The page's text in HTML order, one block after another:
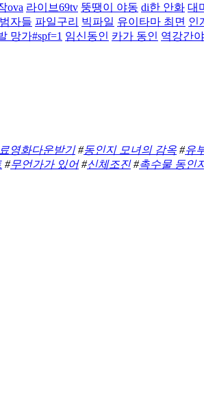
ova 라이브69tv 뚱땡이 야동 di한 안화 대
자들 파일구리 빅파일 유이타마 최면 인
망가#spf=1 임신동인 카가 동인 역강간
영화다운받기#동인지 모녀의 감옥 #유
#무언가가 있어#신체조진#촉수물 동인